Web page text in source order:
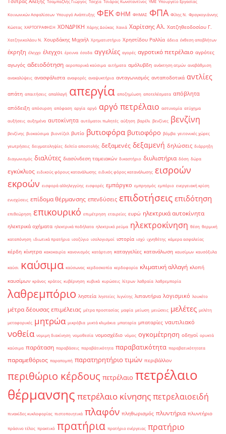
Τσαμπαζλής Γιώργος Τσεχία Τσιάρας Κωνσταντίνος ΥΜΕ Υπουργείο Εργασίας
Κοινωνικών Ασφαλίσεων Υπουργό Ανάπτυξης ΦΕΚ ΦΗΜ ΦΗΜΑΣ ΦΠΑ Φίλης Ν. Φραγκογιάννης
Κώστας ΧΑΡΤΟΓΡΑΦΗΣΗ ΧΟΝΔΡΙΚΗ Χάρης Δούκας Χανιά Χαρίτσης Αλ. Χατζηθεοδοσίου Γ.
Χατζηνικολάου Ν. Χουρδάκης Μιχαήλ Χρηματιστήριο Χρηστίδου Ραλλία άδεια έκθεση αποβλήτων
έκρηξη έλεγχο έλεγχοι έρευνα έσοδα αγγελίες αγορές αγροτικό πετρέλαιο αγρότες
αγωγός αδειοδότηση αεροπορικά καύσιμα αιτήματα αμόλυβδη ανάκτηση ατμών αναβάθμιση
ανακαλύψεις ανασφάλιστα αναφορές αναψυκτήρια ανταγωνισμός ανταποδοτικά αντλίες
απάτη απαιτήσεις απαλλαγή απεργία αποζημίωση αποτελέσματα απόβλητα
απόδειξη απόσυρση απόφαση αργία αργό αργό πετρέλαιο αστυνομία ατύχημα
αυξήσεις αυξημένα αυτοκίνητα αυτόματοι πωλητές αύξηση βαρέλι βενζίνες βενζίνη
βενζίνης βιοκαύσιμα βιοντίζελ βυτίο βυτιοφόρα βυτιοφόρο βόμβα γειτονικές χώρες
γεωτρήσεις δειγματοληψίες δελτίο αποστολής δεξαμενές δεξαμενή δηλώσεις διάρρηξη
διαγωνισμός διαλύτες διασύνδεση ταμειακών δικαστήριο διυλιστήρια δόση δώρα
εγκύκλιος ειδικούς φόρους κατανάλωσης ειδικός φόρος κατανάλωσης εισροών
εκροών εισφορά αλληλεγγύης εισφορές εμπάργκο εμπρησμός εμπόριο ενεργειακή κρίση
ενισχύσεις επίδομα θέρμανσης επενδύσεις επιδοτήσεις επιδότηση
επιθεώρηση επικουρικό επιμέτρηση εταιρείες ευρώ ηλεκτρικά αυτοκίνητα
ηλεκτρικά οχήματα ηλεκτρικά ποδήλατα ηλεκτρικό ρεύμα ηλεκτροκίνηση θέση θερμική
καταπόνηση ιδιωτικά πρατήρια ισοζύγιο ισολογισμοί ιστορία ισχύ ιχνηθέτης κάμερα ασφαλείας
κέρδη κίνητρα κακοκαιρία κανονισμός κατάρτιση καταγγελίες κατανάλωση καυσίμων καυσόξυλα
καύσι καύσιμα καύσωνας κερδοσκοπία κερδοφορία κλιματική αλλαγή κλοπή
καυσίμων κράνος κράτος κυβέρνηση κυβικά κυρώσεις λίτρων λαθραία λαθρεμπορία
λαθρεμπόριο ληστεία ληστείες λιγνίτης λιπαντήρια λογισμικό λουκέτο
μέτρα δέουσας επιμέλειας μέτρα προστασίας μαφία μείωση μειώσεις μελέτες μελέτη
μεταφορικές μητρώα μικρόβια μικτά κλιμάκια μπαταρία μπαταρίες ναυτιλιακό
νοθεία νομιμη διακίνηση νομοθεσία νομοσχέδιο νόμος ογκομέτρηση οδηγοί ορυκτά
καύσιμα παράταση παραβάσεις παραβάτικότητα παραβατικότητα παραβατικότητατα
παραμεθόριος παραπομπή παρατηρητήριο τιμών περιβάλλον
περιθώριο κέρδους πετρέλαιο πετρέλαιο
θέρμανσης πετρέλαιο κίνησηςπετρελαιοειδή
πινακίδες κυκλοφορίας πιστοποιητικά πλαφόν πληθωρισμός πλυντήρια πλυντήριο
πράσινο τέλος πρακτικό πρατήρια πρατήριο ενέργειας πρατήριο